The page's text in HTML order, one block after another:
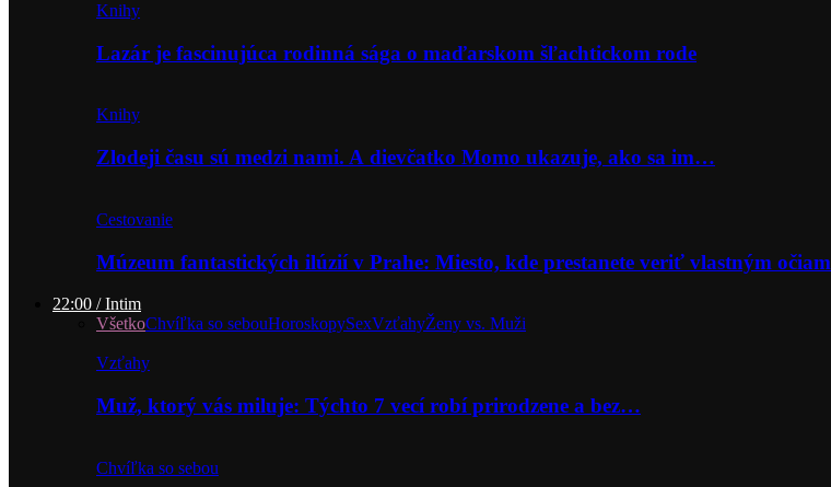
Knihy
Lazár je fascinujúca rodinná sága o maďarskom šľachtickom rode
Knihy
Zlodeji času sú medzi nami. A dievčatko Momo ukazuje, ako sa im…
Cestovanie
Múzeum fantastických ilúzií v Prahe: Miesto, kde prestanete veriť vlastným očiam
22:00 / Intim
VšetkoChvíľka so sebouHoroskopySexVzťahyŽeny vs. Muži
Vzťahy
Muž, ktorý vás miluje: Týchto 7 vecí robí prirodzene a bez…
Chvíľka so sebou